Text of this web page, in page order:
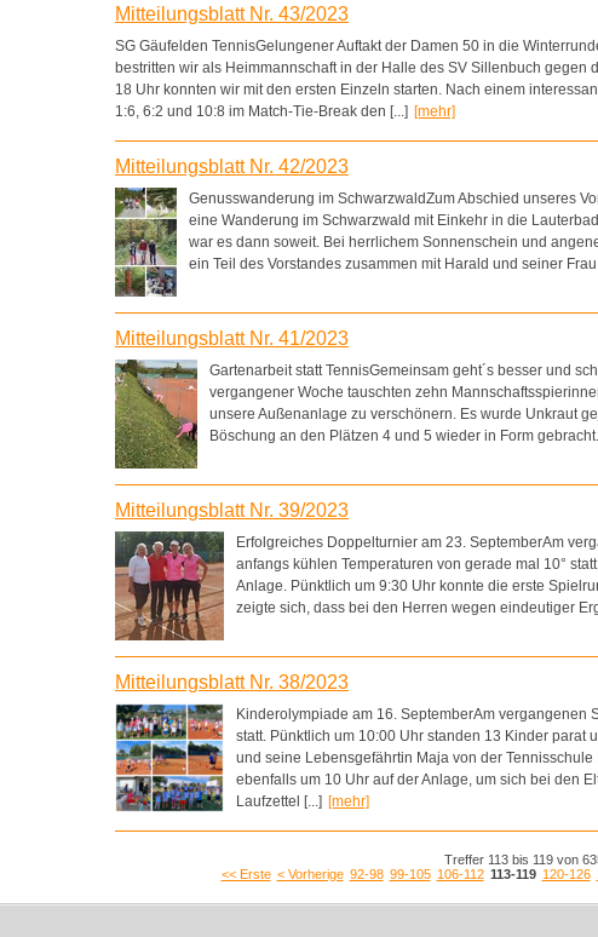
Mitteilungsblatt Nr. 43/2023
SG Gäufelden TennisGelungener Auftakt der Damen 50 in die
bestritten wir als Heimmannschaft in der Halle des SV Sillenbuch gegen
18 Uhr konnten wir mit den ersten Einzeln starten. Nach einem
1:6, 6:2 und 10:8 im Match-Tie-Break den [...] [mehr]
Mitteilungsblatt Nr. 42/2023
Genusswanderung im SchwarzwaldZum Abschied unseres
eine Wanderung im Schwarzwald mit Einkehr in die
war es dann soweit. Bei herrlichem Sonnenschein und
ein Teil des Vorstandes zusammen mit Harald und seiner
Mitteilungsblatt Nr. 41/2023
Gartenarbeit statt TennisGemeinsam geht´s besser und
vergangener Woche tauschten zehn
unsere Außenanlage zu verschönern. Es wurde Unkraut
Böschung an den Plätzen 4 und 5 wieder in Form
Mitteilungsblatt Nr. 39/2023
Erfolgreiches Doppelturnier am 23. SeptemberAm
anfangs kühlen Temperaturen von gerade mal 10°
Anlage. Pünktlich um 9:30 Uhr konnte die erste
zeigte sich, dass bei den Herren wegen eindeutiger
Mitteilungsblatt Nr. 38/2023
Kinderolympiade am 16. SeptemberAm
statt. Pünktlich um 10:00 Uhr standen 13 Kinder parat
und seine Lebensgefährtin Maja von der
ebenfalls um 10 Uhr auf der Anlage, um sich bei den
Laufzettel [...] [mehr]
Treffer 113 bis 119 von
<< Erste < Vorherige 92-98 99-105 106-112 113-119 120-126